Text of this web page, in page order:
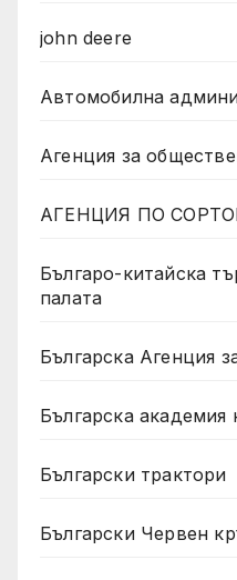
john deere
Автомобилна
Агенция за
АГЕНЦИЯ ПО
Българо-китайска
палата
Българска Агенция
Българска академия
Български трактори
Български Червен